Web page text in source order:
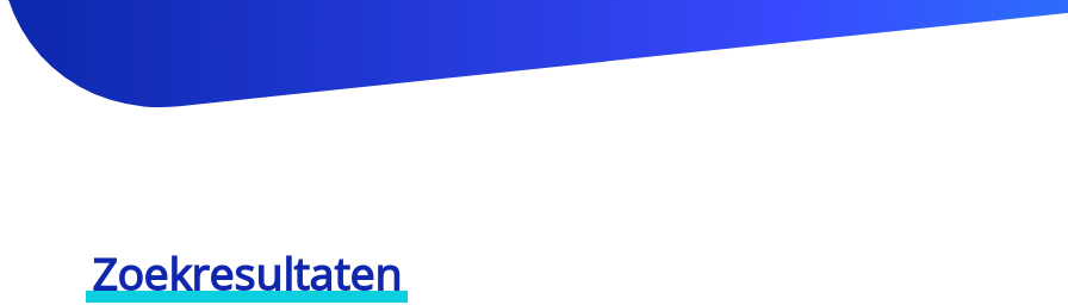
Zoekresultaten